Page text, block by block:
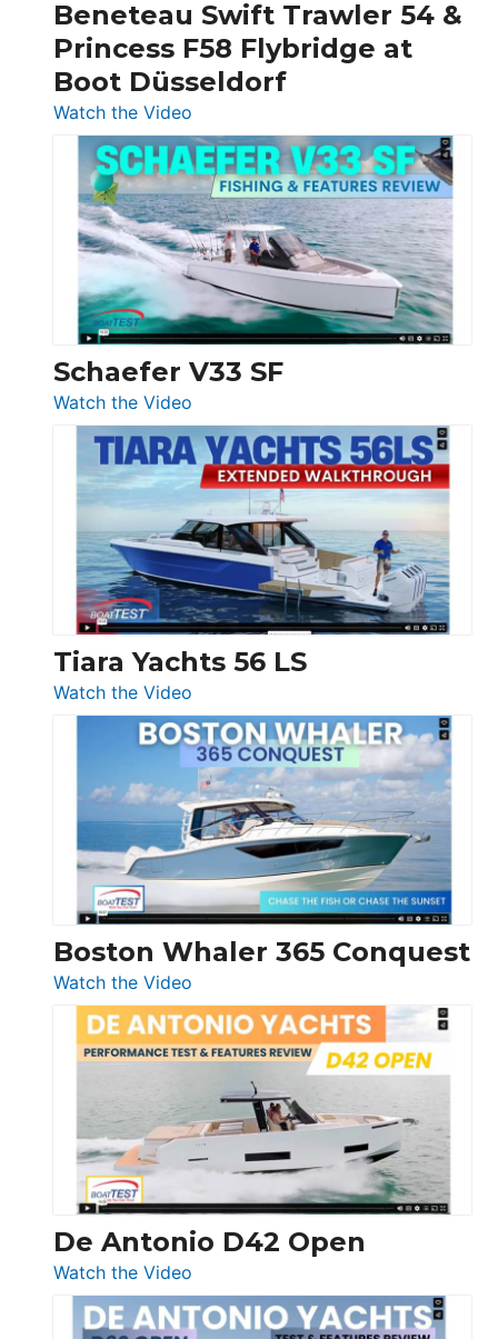
Quarken
at
Boot
Beneteau Swift Trawler 54 &
Princess F58 Flybridge at
Boot Düsseldorf
Watch the Video
Luxury
Yacht
Tour:
Sunseeker
Ocean
156,
Beneteau
Swift
Trawler
54
Princess
F58
Flybridge
at
Boot
Düsseldorf
Schaefer V33 SF
Watch the Video
Schaefer
V33
SF
Tiara Yachts 56 LS
Watch the Video
Tiara
Yachts
56
LS
Boston Whaler 365 Conquest
Watch the Video
Boston
Whaler
365
Conquest
De Antonio D42 Open
Watch the Video
De
Antonio